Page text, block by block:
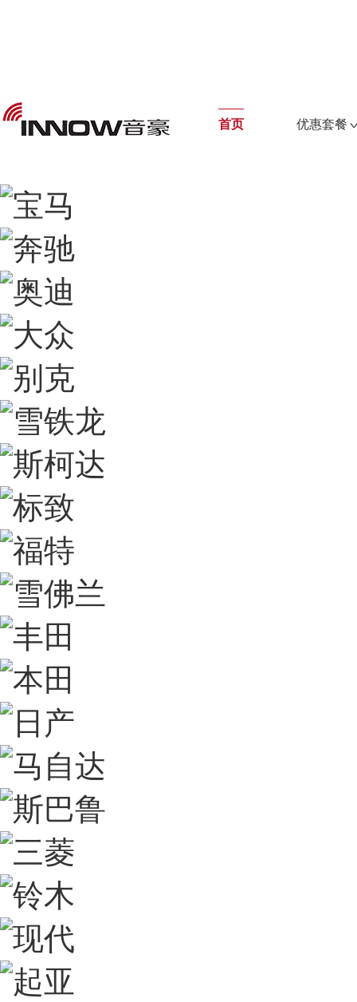
首页 优惠套餐